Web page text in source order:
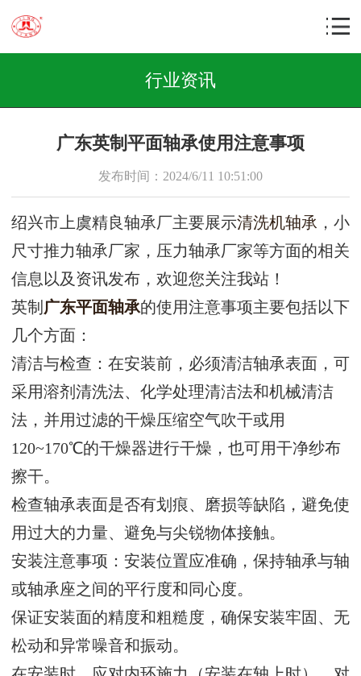
行业资讯
广东英制平面轴承使用注意事项
发布时间：2024/6/11 10:51:00
绍兴市上虞精良轴承厂主要展示清洗机轴承 ，小
尺寸推力轴承厂家，压力轴承厂家等方面的相关
信息以及资讯发布，欢迎您关注我站！
英制 广东平面轴承的使用注意事项主要包括以下
几个方面：
清洁与检查：在安装前，必须清洁轴承表面，可
采用溶剂清洗法、化学处理清洁法和机械清洁
法，并用过滤的干燥压缩空气吹干或用
120~170℃的干燥器进行干燥，也可用干净纱布
擦干。
检查轴承表面是否有划痕、磨损等缺陷，避免使
用过大的力量、避免与尖锐物体接触。
安装注意事项：安装位置应准确，保持轴承与轴
或轴承座之间的平行度和同心度。
保证安装面的精度和粗糙度，确保安装牢固、无
松动和异常噪音和振动。